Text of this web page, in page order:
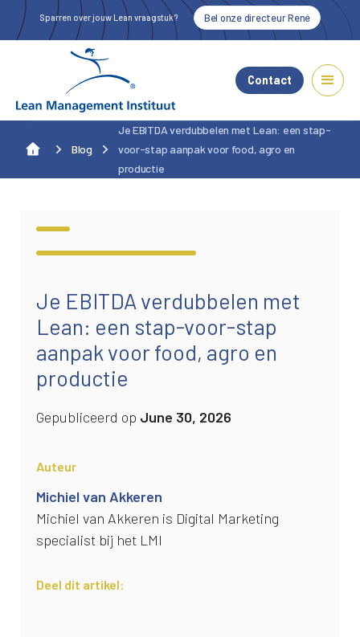
Sparren over jouw Lean vraagstuk? Bel onze directeur René
Contact
Blog
Je EBITDA verdubbelen met Lean: een stap-
voor-stap aanpak voor food, agro en
productie
Alle blogs
Je EBITDA verdubbelen met
Lean: een stap-voor-stap
aanpak voor food, agro en
productie
Gepubliceerd op June 30, 2026
Auteur
Michiel van Akkeren
Michiel van Akkeren is Digital Marketing
specialist bij het LMI
Deel dit artikel: